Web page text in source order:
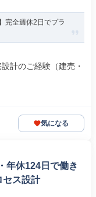
完全週休2日でプラ
計のご経験（建売・
気になる
年休124日で働き
セス設計